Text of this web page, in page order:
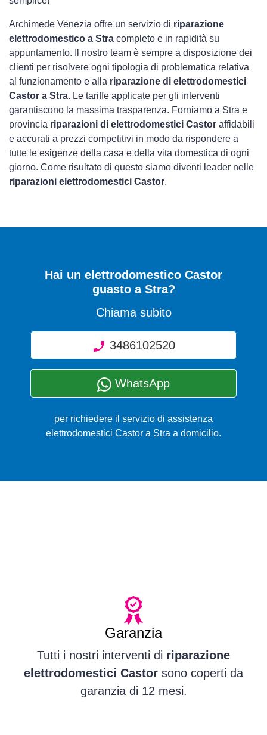
Archimede Venezia offre un servizio di riparazione
elettrodomestico a Stra completo e in rapidità su
appuntamento. Il nostro team è sempre a disposizione dei
clienti per risolvere ogni tipologia di problematica relativa
al funzionamento e alla riparazione di elettrodomestici
Castor a Stra. Le tariffe applicate per gli interventi
garantiscono la massima trasparenza. Forniamo a Stra e
provincia riparazioni di elettrodomestici Castor affidabili
e accurati a prezzi competitivi in modo da rispondere a
tutte le esigenze della casa e della vita domestica di ogni
giorno. Come risultato di questo siamo diventi leader nelle
riparazioni elettrodomestici Castor.
Hai un elettrodomestico Castor
guasto a Stra?
Chiama subito
3486102520
WhatsApp
per richiedere il servizio di assistenza
elettrodomestici Castor a Stra a domicilio.
Garanzia
Tutti i nostri interventi di riparazione
elettrodomestici Castor sono coperti da
garanzia di 12 mesi.